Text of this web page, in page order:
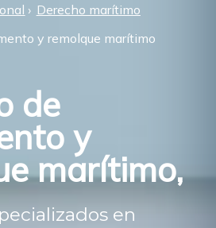
Derecho marítimo
y remolque marítimo
de
y
marítimo,
en